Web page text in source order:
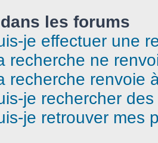
les forums
je effectuer une
recherche ne
recherche renvoie
je rechercher
je retrouver mes